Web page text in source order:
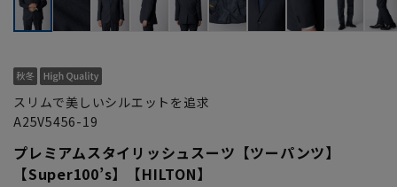
スリムで美しいシルエットを追求
A25V5456-19
プレミアムスタイリッシュスーツ【ツーパンツ】
【Super100’s】【HILTON】